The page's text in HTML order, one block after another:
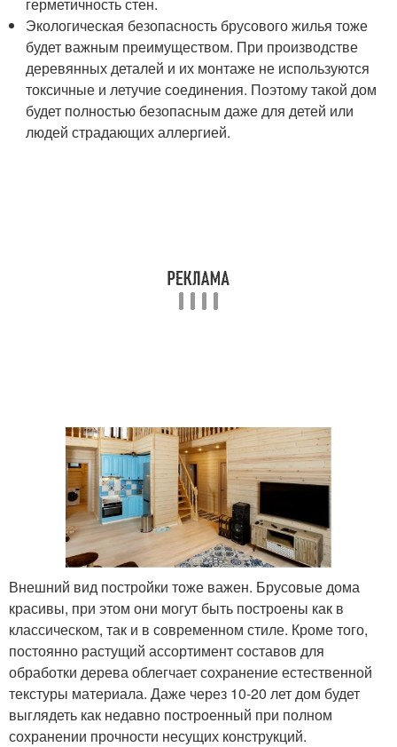
Экологическая безопасность брусового жилья тоже
будет важным преимуществом. При производстве
деревянных деталей и их монтаже не используются
токсичные и летучие соединения. Поэтому такой дом
будет полностью безопасным даже для детей или
людей страдающих аллергией.
Внешний вид постройки тоже важен. Брусовые дома
красивы, при этом они могут быть построены как в
классическом, так и в современном стиле. Кроме того,
постоянно растущий ассортимент составов для
обработки дерева облегчает сохранение естественной
текстуры материала. Даже через 10-20 лет дом будет
выглядеть как недавно построенный при полном
сохранении прочности несущих конструкций.